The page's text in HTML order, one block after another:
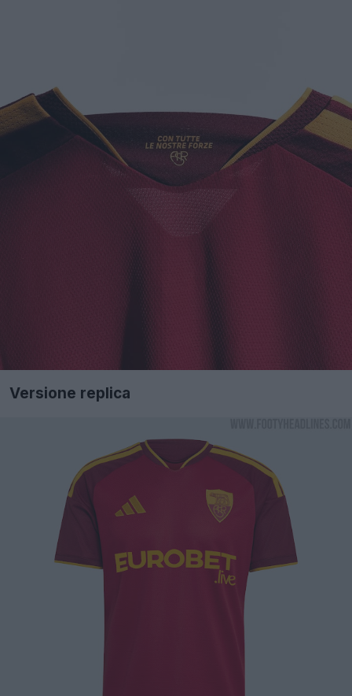
Versione replica